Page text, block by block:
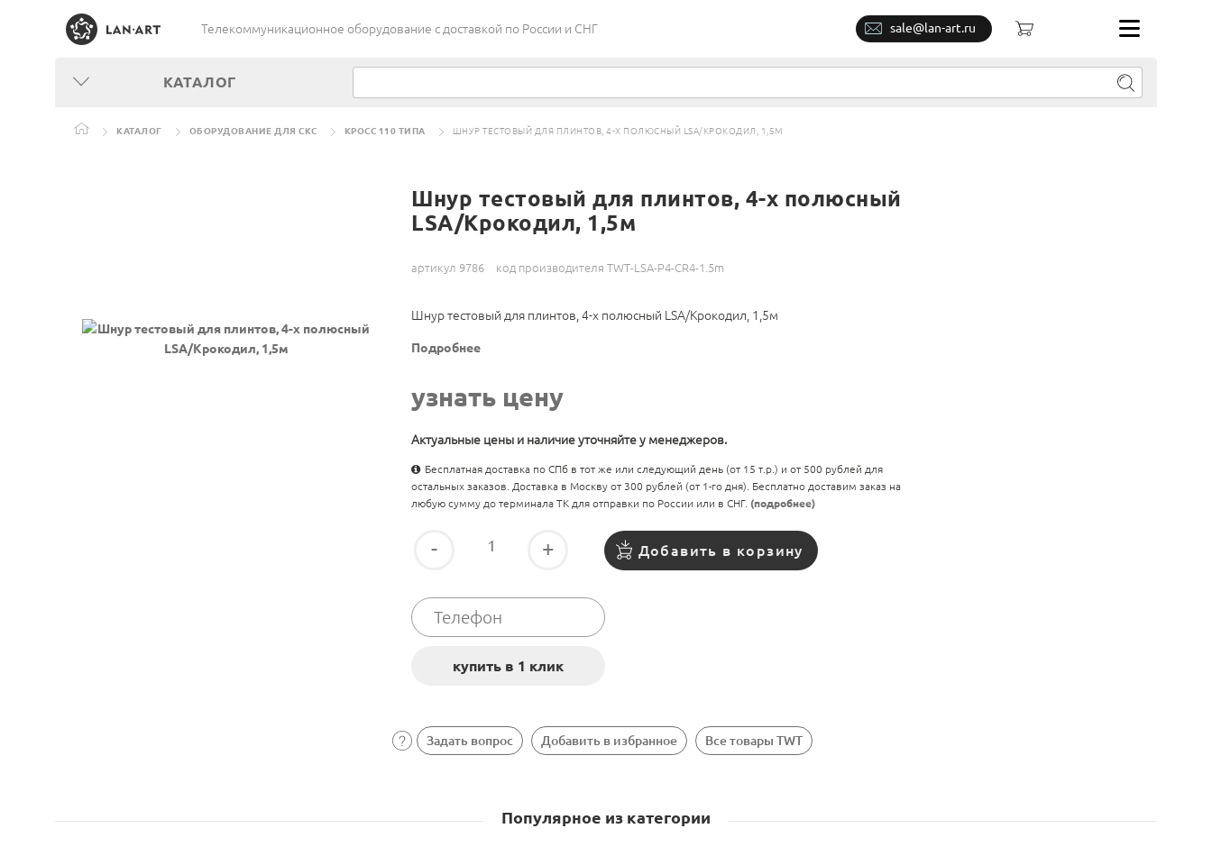
Телекоммуникационное оборудование c доставкой по России и СНГ sale@lan-art.ru
КАТАЛОГ
КАТАЛОГ ОБОРУДОВАНИЕ ДЛЯ СКС КРОСС 110 ТИПА ШНУР ТЕСТОВЫЙ ДЛЯ ПЛИНТОВ, 4-Х ПОЛЮСНЫЙ LSA/КРОКОДИЛ, 1,5М
Шнур тестовый для плинтов, 4-х полюсный
LSA/Крокодил, 1,5м
артикул 9786 код производителя TWT-LSA-P4-CR4-1.5m
Шнур тестовый для плинтов, 4-х полюсный LSA/Крокодил, 1,5м
Подробнее
узнать цену
Актуальные цены и наличие уточняйте у менеджеров.
Бесплатная доставка по СПб в тот же или следующий день (от 15 т.р.) и от 500 рублей для
остальных заказов. Доставка в Москву от 300 рублей (от 1-го дня). Бесплатно доставим заказ на
любую сумму до терминала ТК для отправки по России или в СНГ. (подробнее)
- + Добавить в корзину
Задать вопрос Добавить в избранное Все товары TWT
Популярное из категории